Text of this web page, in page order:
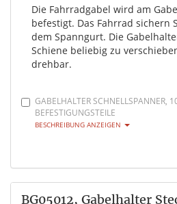
Die Fahrradgabel wird am
befestigt. Das Fahrrad sichern
dem Spanngurt. Die
Schiene beliebig zu
drehbar.
GABELHALTER SCHNELLSPANNER,
BEFESTIGUNGSTEILE
BESCHREIBUNG ANZEIGEN
BG05012, Gabelhalter